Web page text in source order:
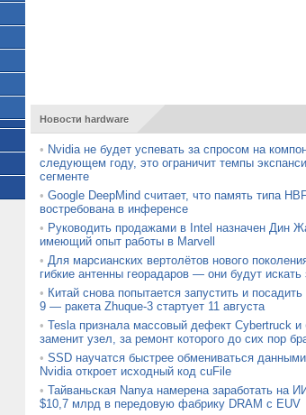
Новости hardware
• Nvidia не будет успевать за спросом на
следующем году, это ограничит темпы
сегменте
• Google DeepMind считает, что память типа
востребована в инференсе
• Руководить продажами в Intel назначен Дин
имеющий опыт работы в Marvell
• Для марсианских вертолётов нового
гибкие антенны георадаров — они будут
• Китай снова попытается запустить и
9 — ракета Zhuque-3 стартует 11 августа
• Tesla признала массовый дефект Cybertruck и
заменит узел, за ремонт которого до сих пор
• SSD научатся быстрее обмениваться
Nvidia откроет исходный код cuFile
• Тайваньская Nanya намерена заработать на
$10,7 млрд в передовую фабрику DRAM с EUV